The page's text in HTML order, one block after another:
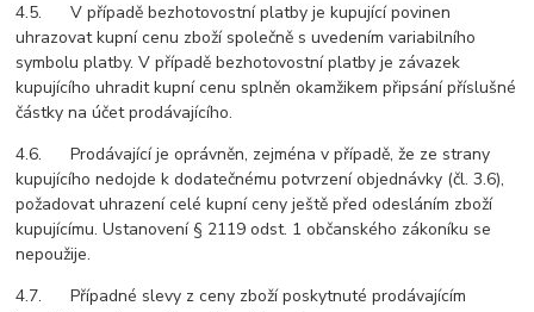
4.5. V případě bezhotovostní platby je kupující povinen
uhrazovat kupní cenu zboží společně s uvedením variabilního
symbolu platby. V případě bezhotovostní platby je závazek
kupujícího uhradit kupní cenu splněn okamžikem připsání příslušné
částky na účet prodávajícího.
4.6. Prodávající je oprávněn, zejména v případě, že ze strany
kupujícího nedojde k dodatečnému potvrzení objednávky (čl. 3.6),
požadovat uhrazení celé kupní ceny ještě před odesláním zboží
kupujícímu. Ustanovení § 2119 odst. 1 občanského zákoníku se
nepoužije.
4.7. Případné slevy z ceny zboží poskytnuté prodávajícím